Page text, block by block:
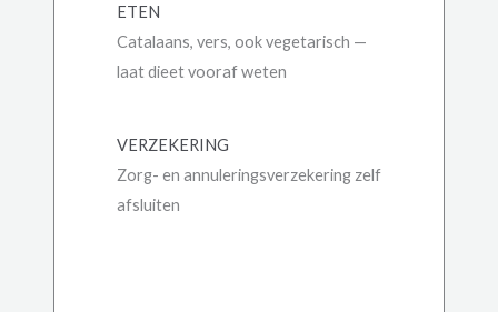
ETEN
Catalaans, vers, ook vegetarisch —
laat dieet vooraf weten
VERZEKERING
Zorg- en annuleringsverzekering zelf
afsluiten